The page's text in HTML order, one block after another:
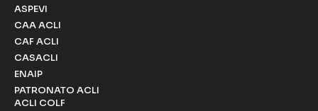
ASPEVI
CAA ACLI
CAF ACLI
CASACLI
ENAIP
PATRONATO ACLI
ACLI COLF